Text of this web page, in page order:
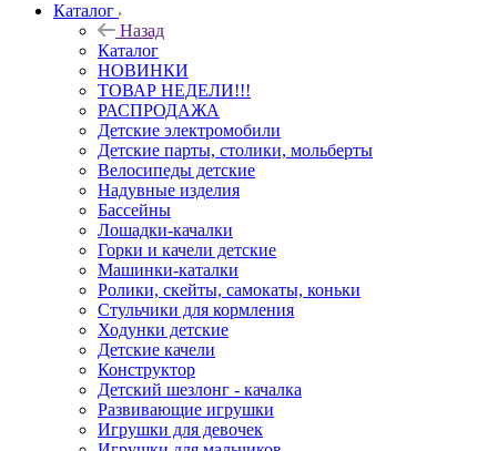
Каталог
Назад
Каталог
НОВИНКИ
ТОВАР НЕДЕЛИ!!!
РАСПРОДАЖА
Детские электромобили
Детские парты, столики, мольберты
Велосипеды детские
Надувные изделия
Бассейны
Лошадки-качалки
Горки и качели детские
Машинки-каталки
Ролики, скейты, самокаты, коньки
Стульчики для кормления
Ходунки детские
Детские качели
Конструктор
Детский шезлонг - качалка
Развивающие игрушки
Игрушки для девочек